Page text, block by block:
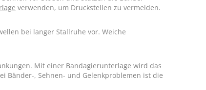
verwenden, um Druckstellen zu vermeiden.
bei langer Stallruhe vor. Weiche
Mit einer Bandagierunterlage wird das
Bänder-, Sehnen- und Gelenkproblemen ist die